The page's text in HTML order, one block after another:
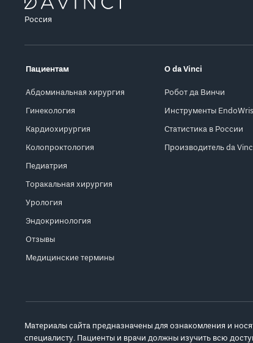
Россия
Пациентам
Абдоминальная хирургия
Гинекология
Кардиохирургия
Колопроктология
Педиатрия
Торакальная хирургия
Урология
Эндокринология
Отзывы
Медицинские термины
О da Vinci
Робот да Винчи
Инструменты
Статистика в России
Производитель da
Материалы сайта предназначены для ознакомления и
специалисту. Пациенты и врачи должны изучить всю